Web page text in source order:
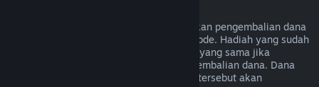
Hadiah yang tidak ditukarkan bisa diberikan pengembalian dana
mengikuti persyaratan 14 hari/2 jam periode. Hadiah yang sudah
ditukar bisa dikembalikan dengan aturan yang sama jika
penerima hadiah yang menginisiasi pengembalian dana. Dana
yang digunakan untuk pembelian hadiah tersebut akan